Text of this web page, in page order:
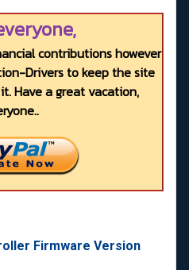
contributions however
Drivers to keep the site
Have a great vacation,
Firmware Version